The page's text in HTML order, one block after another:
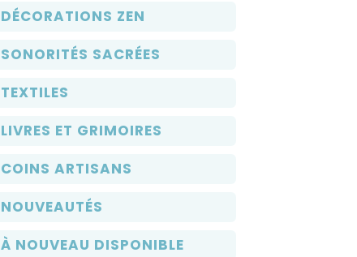
DÉCORATIONS ZEN
SONORITÉS SACRÉES
TEXTILES
LIVRES ET GRIMOIRES
COINS ARTISANS
NOUVEAUTÉS
À NOUVEAU DISPONIBLE